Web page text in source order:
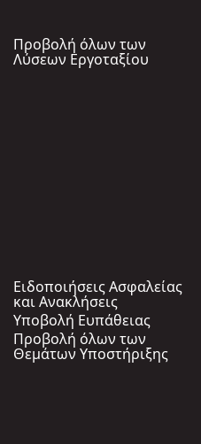
Προβολή όλων των
Λύσεων Εργοταξίου
Ειδοποιήσεις Ασφαλείας
και Ανακλήσεις
Υποβολή Ευπάθειας
Προβολή όλων των
Θεμάτων Υποστήριξης